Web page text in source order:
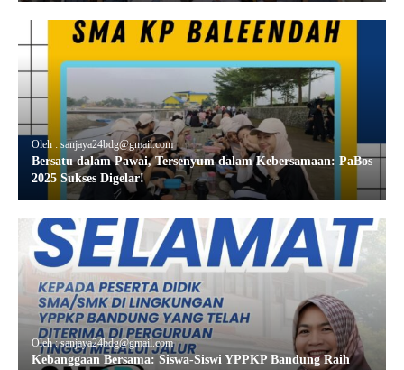
Oleh : sanjaya24bdg@gmail.com
Bersatu dalam Pawai, Tersenyum dalam Kebersamaan: PaBos
2025 Sukses Digelar!
Oleh : sanjaya24bdg@gmail.com
Kebanggaan Bersama: Siswa-Siswi YPPKP Bandung Raih